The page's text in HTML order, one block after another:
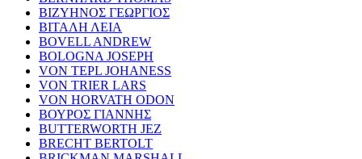
ΒΙΖΥΗΝΟΣ ΓΕΩΡΓΙΟΣ
ΒΙΤΑΛΗ ΛΕΙΑ
BOVELL ANDREW
BOLOGNA JOSEPH
VON TEPL JOHANESS
VON TRIER LARS
VON HORVATH ODON
ΒΟΥΡΟΣ ΓΙΑΝΝΗΣ
BUTTERWORTH JEZ
BRECHT BERTOLT